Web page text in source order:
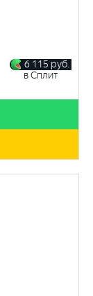
6 115 руб.
в Сплит